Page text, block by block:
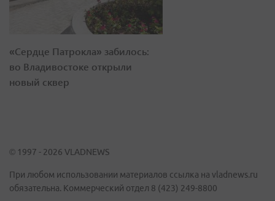
«Сердце Патрокла» забилось:
во Владивостоке открыли
новый сквер
© 1997 - 2026 VLADNEWS
При любом использовании материалов ссылка на vladnews.ru
обязательна. Коммерческий отдел 8 (423) 249-8800